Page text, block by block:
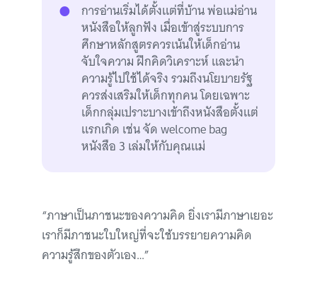
การอ่านเริ่มได้ตั้งแต่ที่บ้าน พ่อแม่อ่าน
หนังสือให้ลูกฟัง เมื่อเข้าสู่ระบบการ
ศึกษาหลักสูตรควรเน้นให้เด็กอ่าน
จับใจความ ฝึกคิดวิเคราะห์ และนำ
ความรู้ไปใช้ได้จริง รวมถึงนโยบายรัฐ
ควรส่งเสริมให้เด็กทุกคน โดยเฉพาะ
เด็กกลุ่มเปราะบางเข้าถึงหนังสือตั้งแต่
แรกเกิด เช่น จัด welcome bag
หนังสือ 3 เล่มให้กับคุณแม่
“ภาษาเป็นภาชนะของความคิด ยิ่งเรามีภาษาเยอะ
เราก็มีภาชนะใบใหญ่ที่จะใช้บรรยายความคิด
ความรู้สึกของตัวเอง…”